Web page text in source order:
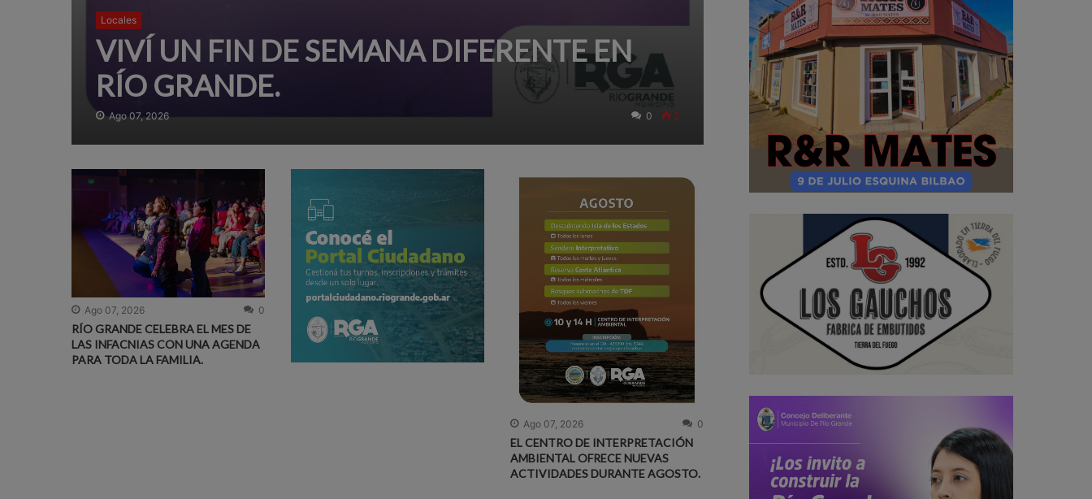
Locales
VIVÍ UN FIN DE SEMANA DIFERENTE EN
RÍO GRANDE.
Ago 07, 2026 0 2
Ago 07, 2026 0
RÍO GRANDE CELEBRA EL MES DE
LAS INFACNIAS CON UNA AGENDA
PARA TODA LA FAMILIA.
Ago 07, 2026 0
EL CENTRO DE INTERPRETACIÓN
AMBIENTAL OFRECE NUEVAS
ACTIVIDADES DURANTE AGOSTO.